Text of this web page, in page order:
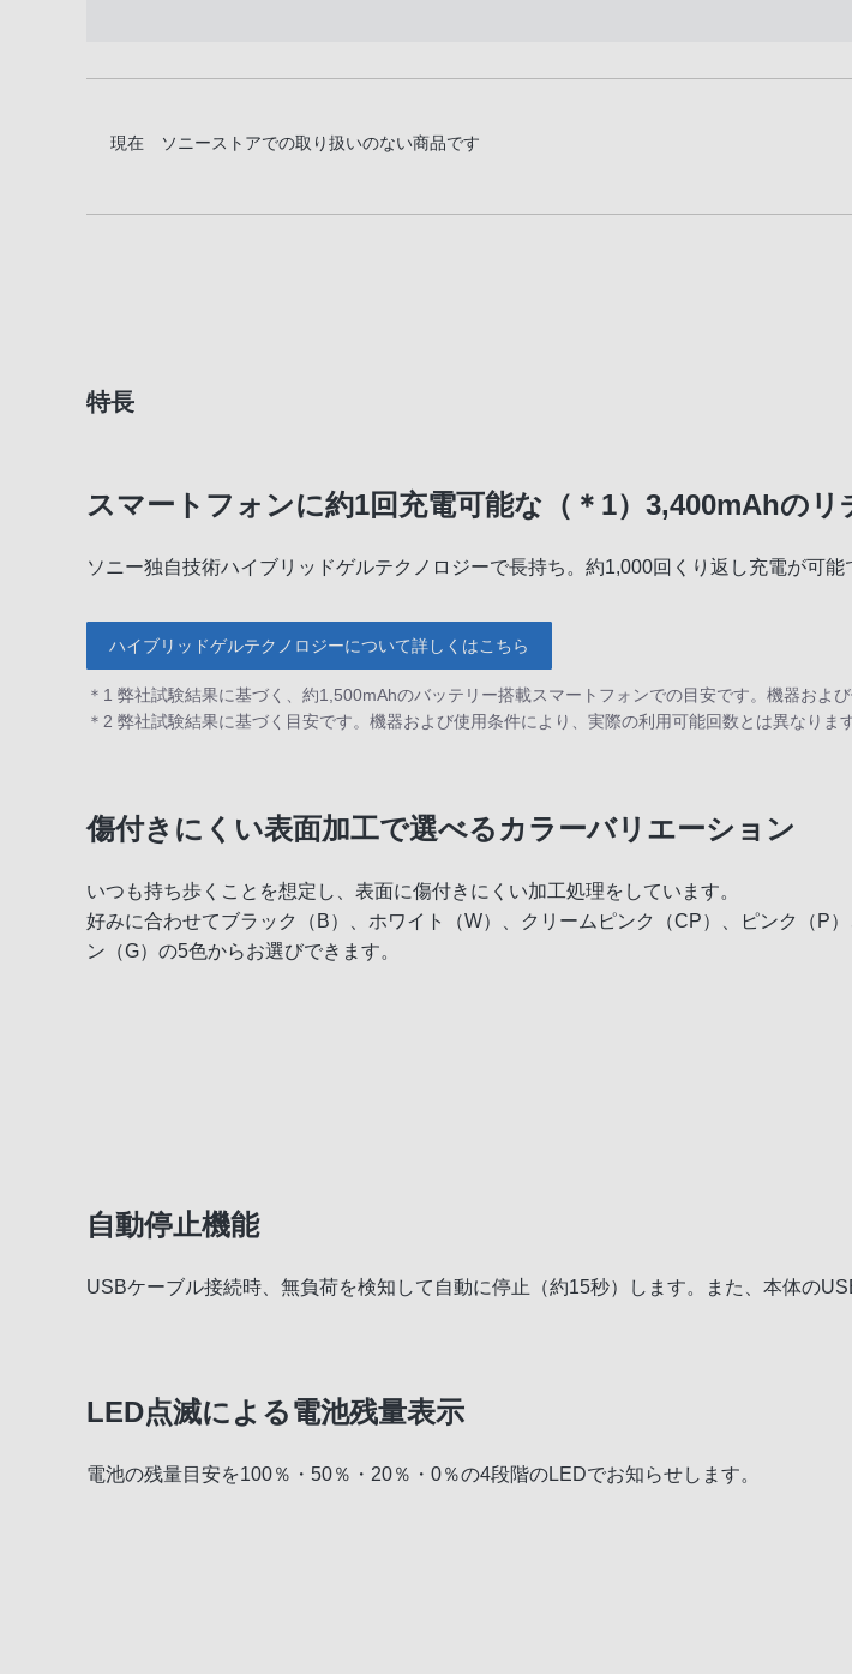
現在 ソニーストアでの取り扱いのない商品です
特長
スマートフォンに約1回充電可能な（＊1）3,400mAhの
ソニー独自技術ハイブリッドゲルテクノロジーで長持ち。約1,000回くり返し充電が可能
ハイブリッドゲルテクノロジーについて詳しくはこちら
＊1 弊社試験結果に基づく、約1,500mAhのバッテリー搭載スマートフォンでの目安です。機器およ
＊2 弊社試験結果に基づく目安です。機器および使用条件により、実際の利用可能回数とは異なりま
傷付きにくい表面加工で選べるカラーバリエーション
いつも持ち歩くことを想定し、表面に傷付きにくい加工処理をしています。
好みに合わせてブラック（B）、ホワイト（W）、クリームピンク（CP）、ピンク（P
ン（G）の5色からお選びできます。
自動停止機能
USBケーブル接続時、無負荷を検知して自動に停止（約15秒）します。また、本体の
LED点滅による電池残量表示
電池の残量目安を100％・50％・20％・0％の4段階のLEDでお知らせします。